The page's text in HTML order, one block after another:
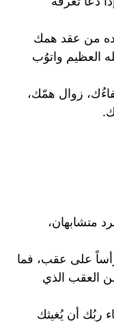
من عقد همك
العظيم واتوُب
زوال همّك،
متشابهان،
رأساً على عقب، فما
العقب الذي
ربُك أن يُغيثك